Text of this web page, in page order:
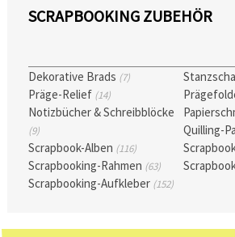
widerrufen.
Impressum
Alle
Cookie-
Einstellungen
SCRAPBOOKING ZUBEHÖR
Dekorative Brads (7)
Präge-Relief (14)
Notizbücher & Schreibblöcke
(9) Quilling-
Scrapbook-Alben (116)
Scrapbooking-Rahmen (63)
Scrapbooking-Aufkleber (152)